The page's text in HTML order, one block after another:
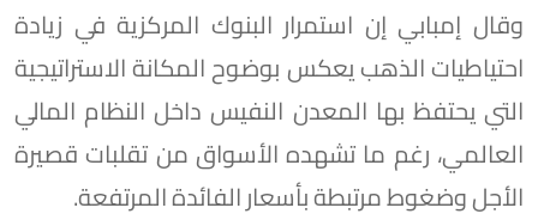
وقال إمبابي إن استمرار البنوك المركزية في زيادة
احتياطيات الذهب يعكس بوضوح المكانة الاستراتيجية
التي يحتفظ بها المعدن النفيس داخل النظام المالي
العالمي، رغم ما تشهده الأسواق من تقلبات قصيرة
الأجل وضغوط مرتبطة بأسعار الفائدة المرتفعة.